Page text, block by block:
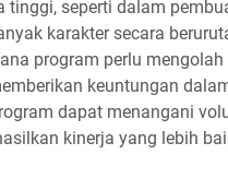
seperti dalam
karakter secara
program perlu
keuntungan
dapat menangani
kinerja yang lebih